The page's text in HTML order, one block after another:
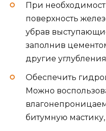
При
поверхность
убрав
заполнив
другие
Обеспечить
Можно
битумную